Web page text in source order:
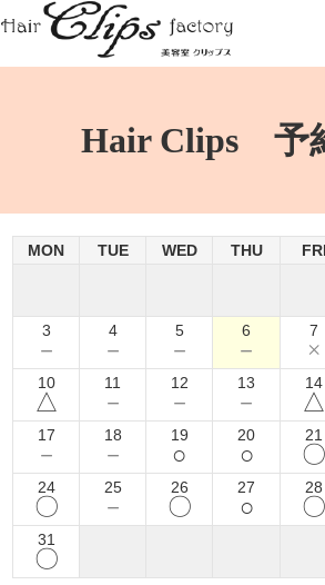
Hair Clips 予
MON TUE WED THU FRI
3
－
4
－
5
－
6
－
7
×
10
△
11
－
12
－
13
－
14
△
17
－
18
－
19
○
20
○
21
〇
24
〇
25
－
26
〇
27
○
28
〇
31
〇